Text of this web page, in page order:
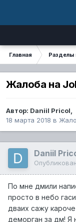
Главная Разделы
Жалоба на
Автор: Daniil Pricol,
18 марта 2018 в
Daniil
По мне дмили
просто в небо
дваих сажу
деморган за дм! Я